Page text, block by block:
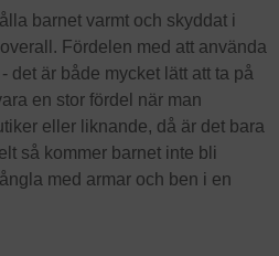
barnet varmt och skyddat i
Fördelen med att använda
det är både mycket lätt att ta på
en stor fördel när man
eller liknande, då är det bara
så kommer barnet inte bli
med armar och ben i en